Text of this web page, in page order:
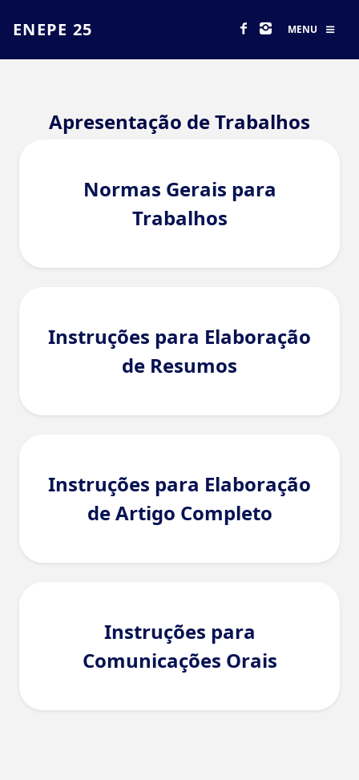
ENEPE 25 MENU
Apresentação de Trabalhos
Normas Gerais para
Trabalhos
Instruções para Elaboração
de Resumos
Instruções para Elaboração
de Artigo Completo
Instruções para
Comunicações Orais